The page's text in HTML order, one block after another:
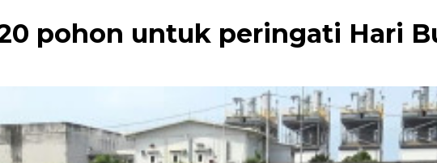
pohon untuk peringati Hari